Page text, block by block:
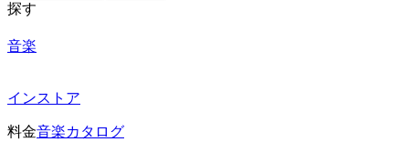
探す
音楽
インストア
料金音楽カタログ